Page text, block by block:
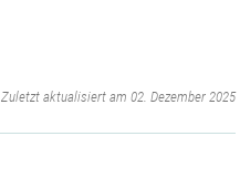
Zuletzt aktualisiert am 02. Dezember 2025